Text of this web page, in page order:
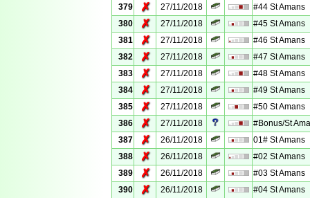
379
✗ 27/11/2018
#44 St Amans
380
✗ 27/11/2018
#45 St Amans
381
✗ 27/11/2018
#46 St Amans
382
✗ 27/11/2018
#47 St Amans
383
✗ 27/11/2018
#48 St Amans
384
✗ 27/11/2018
#49 St Amans
385
✗ 27/11/2018
#50 St Amans
386
✗ 27/11/2018
#Bonus/St
387
✗ 26/11/2018
01# St Amans
388
✗ 26/11/2018
#02 St Amans
389
✗ 26/11/2018
#03 St Amans
390
✗ 26/11/2018
#04 St Amans